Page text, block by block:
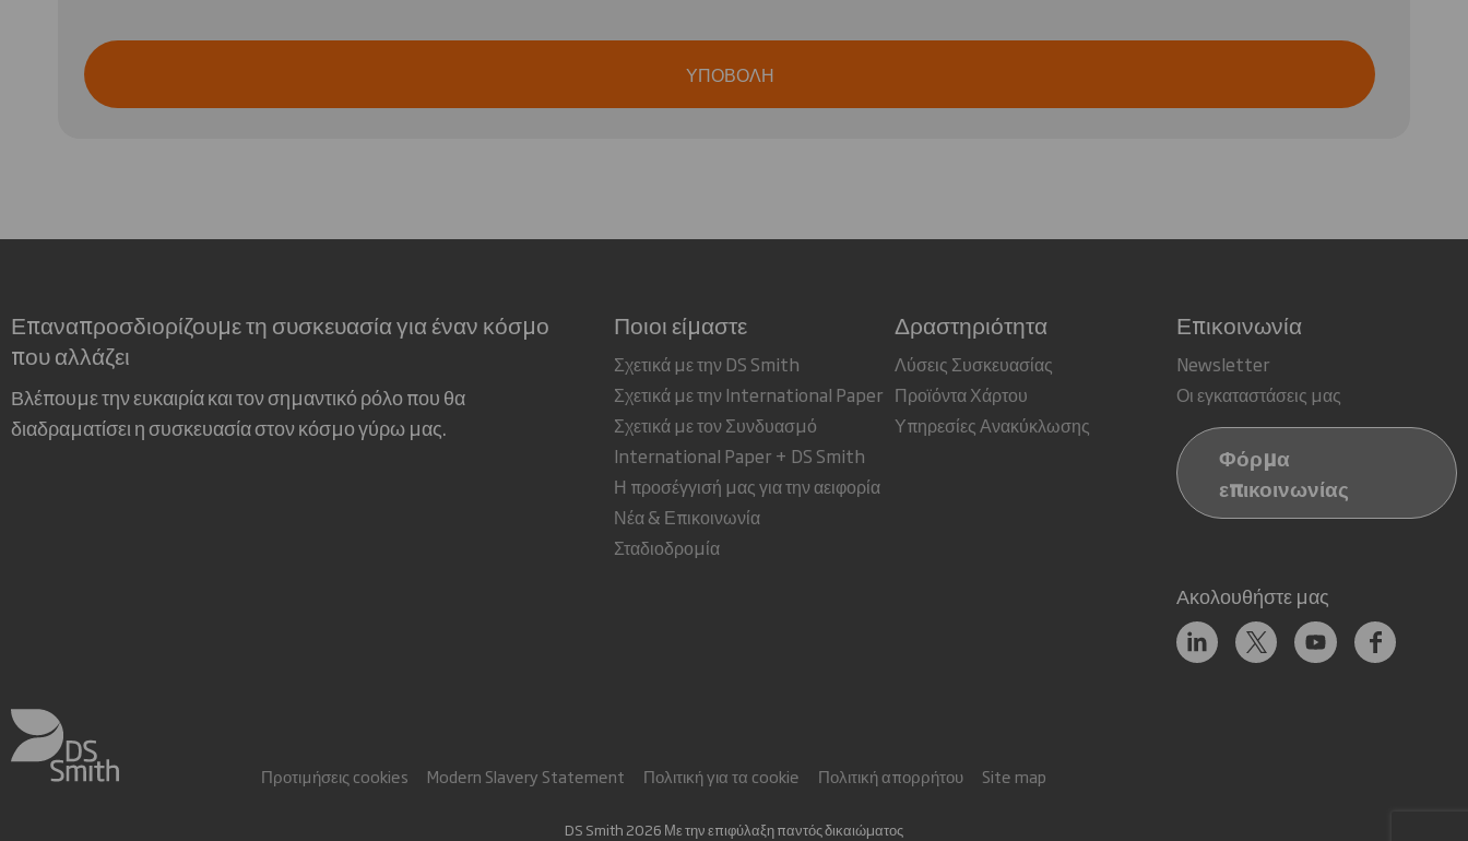
ΥΠΟΒΟΛΗ
Επαναπροσδιορίζουμε τη συσκευασία για έναν κόσμο
που αλλάζει
Βλέπουμε την ευκαιρία και τον σημαντικό ρόλο που θα
διαδραματίσει η συσκευασία στον κόσμο γύρω μας.
Ποιοι είμαστε
Σχετικά με την DS Smith
Σχετικά με την International Paper
Σχετικά με τον Συνδυασμό
International Paper + DS Smith
Η προσέγγισή μας για την αειφορία
Νέα & Επικοινωνία
Σταδιοδρομία
Δραστηριότητα
Λύσεις Συσκευασίας
Προϊόντα Χάρτου
Υπηρεσίες Ανακύκλωσης
Επικοινωνία
Newsletter
Οι εγκαταστάσεις μας
Φόρμα
επικοινωνίας
Ακολουθήστε μας
Προτιμήσεις cookies Modern Slavery Statement Πολιτική για τα cookie Πολιτική απορρήτου Site map
DS Smith 2026 Με την επιφύλαξη παντός δικαιώματος